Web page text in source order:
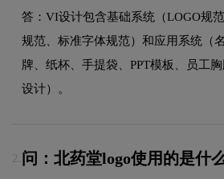
答：VI设计包含基础系统（LOGO规
规范、标准字体规范）和应用系统（
牌、纸杯、手提袋、PPT模板、员工
设计）。
2. 问：北药堂logo使用的是什